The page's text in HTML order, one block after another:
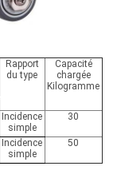
Rapport
du type
Capacité
chargée
Kilogramme
Incidence
simple
30
Incidence
simple
50